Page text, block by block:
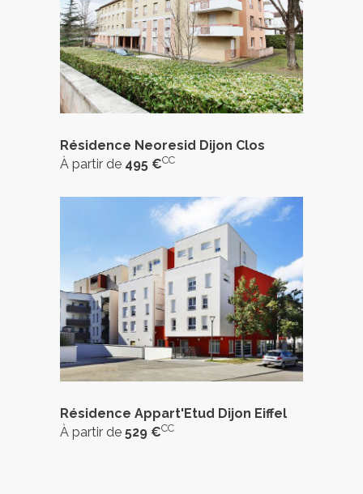
Résidence Neoresid Dijon Clos
À partir de 495 €CC
Résidence Appart'Etud Dijon Eiffel
À partir de 529 €CC